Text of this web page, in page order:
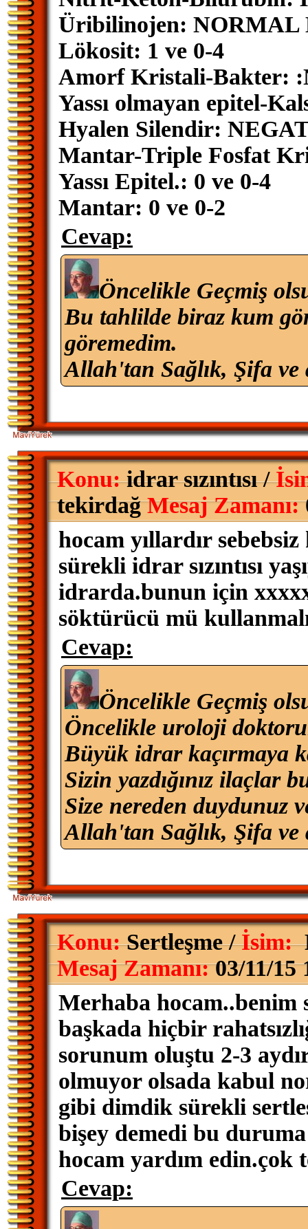
Üribilinojen: NORMAL
Lökosit: 1 ve 0-4
Amorf Kristali-Bakter:
Yassı olmayan epitel-
Hyalen Silendir:
Mantar-Triple Fosfat
Yassı Epitel.: 0 ve 0-4
Mantar: 0 ve 0-2
Cevap:
Öncelikle Geçmiş
Bu tahlilde biraz kum
göremedim.
Allah'tan Sağlık, Şifa
Konu:idrar sızıntısı /
tekirdağMesaj Zamanı:
hocam yıllardır sebebsiz
sürekli idrar sızıntısı
idrarda.bunun için
söktürücü mü
Cevap:
Öncelikle Geçmiş
Öncelikle uroloji
Büyük idrar kaçırmaya
Sizin yazdığınız ilaçlar
Size nereden duydunuz
Allah'tan Sağlık, Şifa
Konu:Sertleşme /İsim:
Mesaj Zamanı:03/11/15
Merhaba hocam..benim
başkada hiçbir
sorunum oluştu 2-3
olmuyor olsada kabul
gibi dimdik sürekli
bişey demedi bu
hocam yardım edin.çok
Cevap: